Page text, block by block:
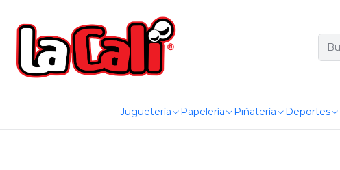
Juguetería Papelería Piñatería Deportes